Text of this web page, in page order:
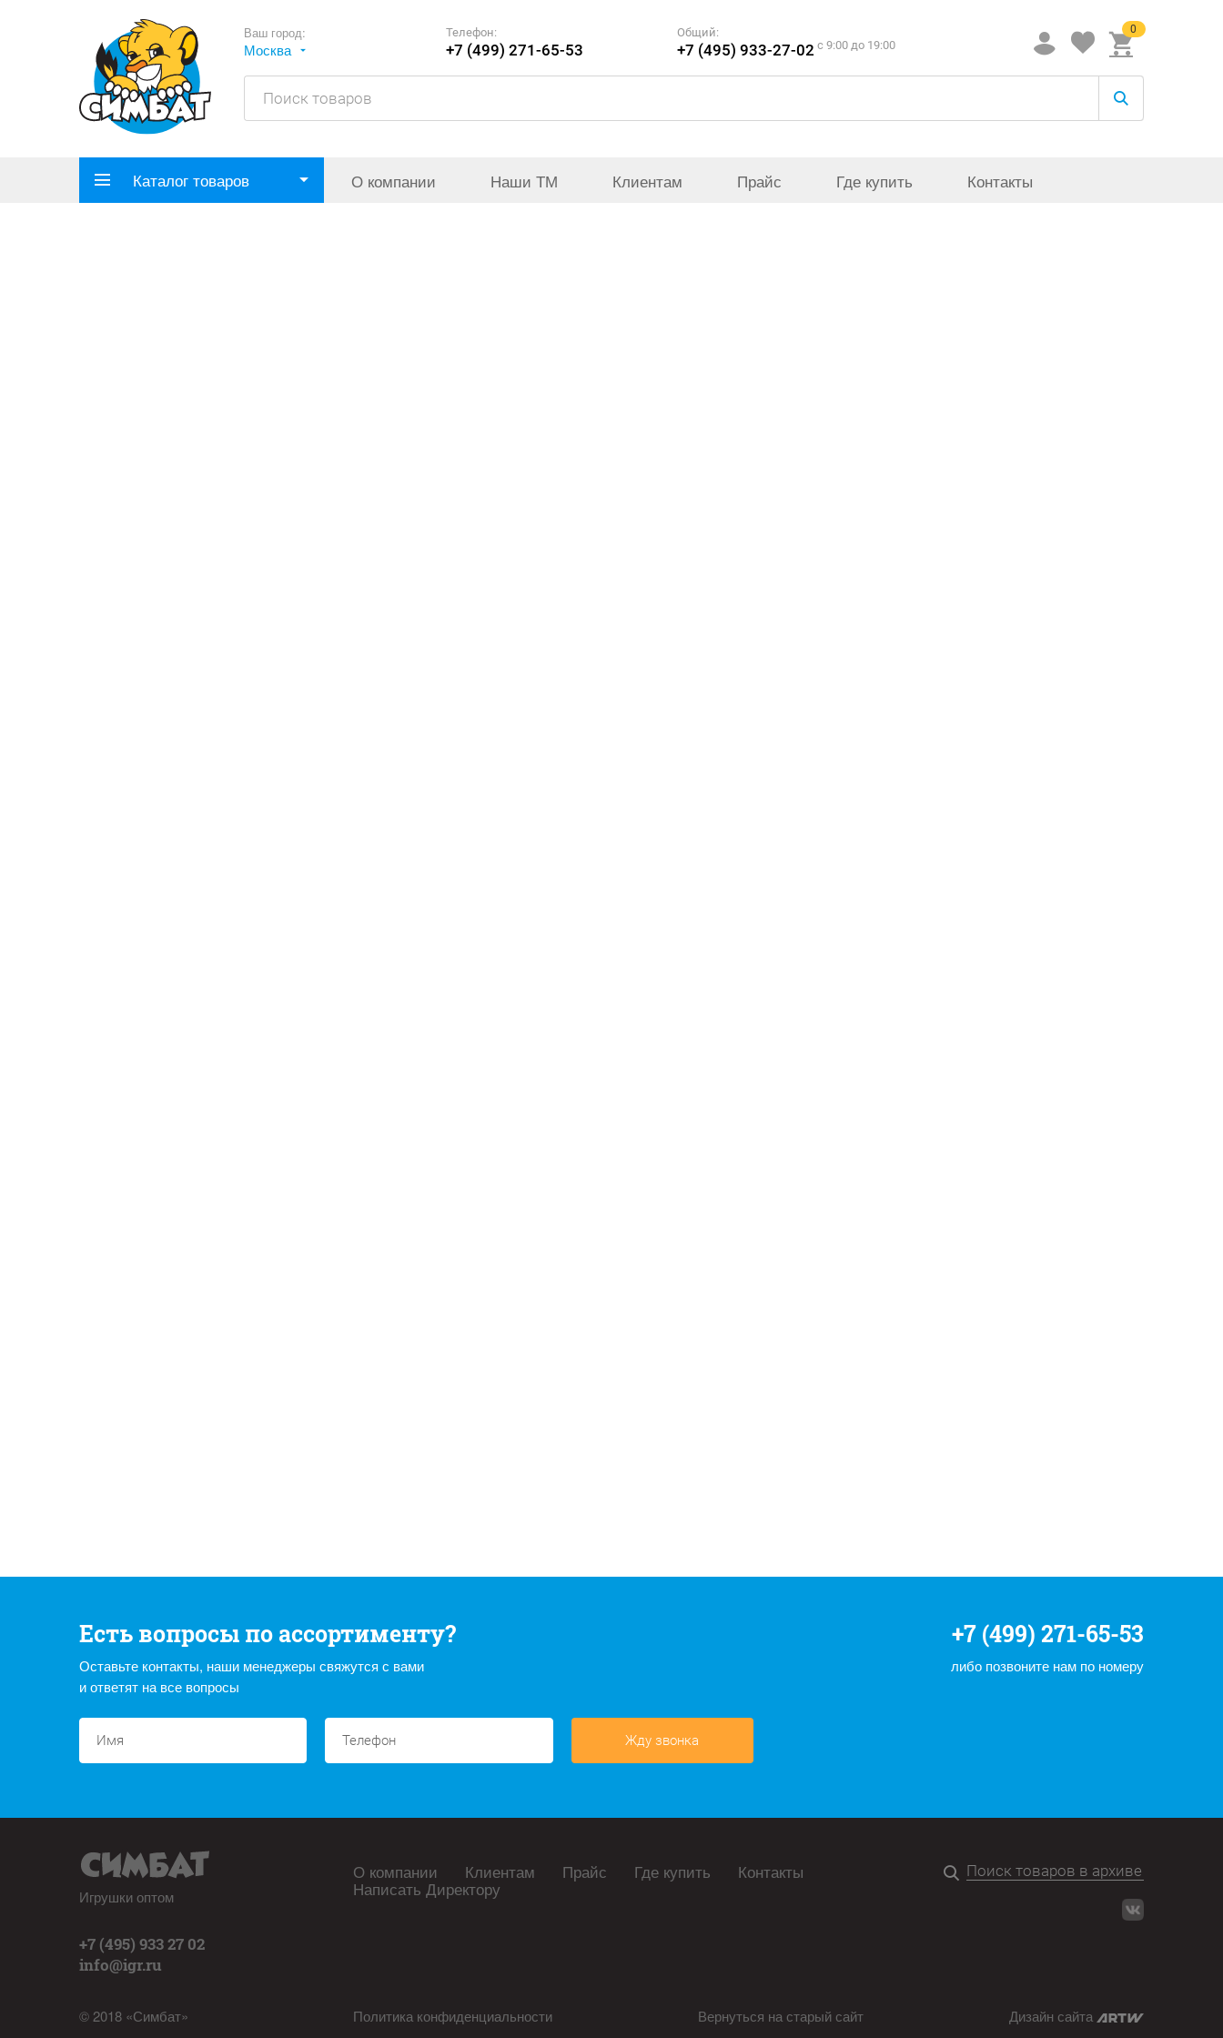
Ваш город:
Москва
Телефон:
+7 (499) 271-65-53
Общий:
+7 (495) 933-27-02 c 9:00 до 19:00
0
Каталог товаров О компании Наши ТМ Клиентам Прайс Где купить Контакты
Есть вопросы по ассортименту?
Оставьте контакты, наши менеджеры свяжутся с вами
и ответят на все вопросы
+7 (499) 271-65-53
либо позвоните нам по номеру
Жду звонка
Игрушки оптом
+7 (495) 933 27 02
info@igr.ru
© 2018 «Симбат»
О компании Клиентам Прайс Где купить Контакты
Написать Директору
Политика конфиденциальности Вернуться на старый сайт Дизайн сайта